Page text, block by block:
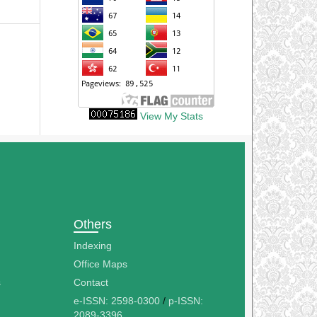
View My Stats
Others
Indexing
Office Maps
Contact
e-ISSN: 2598-0300 / p-ISSN:
2089-3396